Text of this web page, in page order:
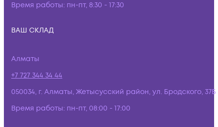
Время работы: пн-пт, 8:30 - 17:30
ВАШ СКЛАД
Алматы
+7 727 344 34 44
050034, г. Алматы, Жетысусский район, ул. Бродского, 37Б
Время работы: пн-пт, 08:00 - 17:00